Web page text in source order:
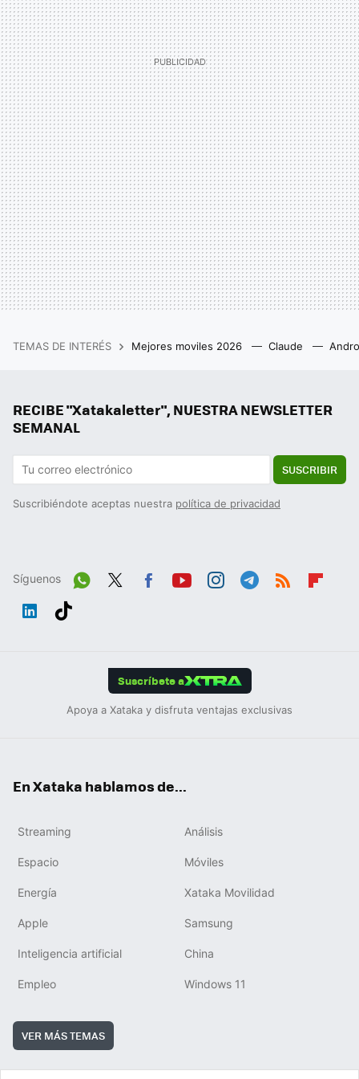
TEMAS DE INTERÉS Mejores moviles 2026 Claude
RECIBE "Xatakaletter", NUESTRA NEWSLETTER
SEMANAL
SUSCRIBIR
Suscribiéndote aceptas nuestra política de privacidad
Síguenos
Wh
Suscríbete a
Apoya a Xataka y disfruta ventajas exclusivas
En Xataka hablamos de...
Streaming Análisis
Espacio Móviles
Energía Xataka Movilidad
Apple Samsung
Inteligencia artificial China
Empleo Windows 11
VER MÁS TEMAS